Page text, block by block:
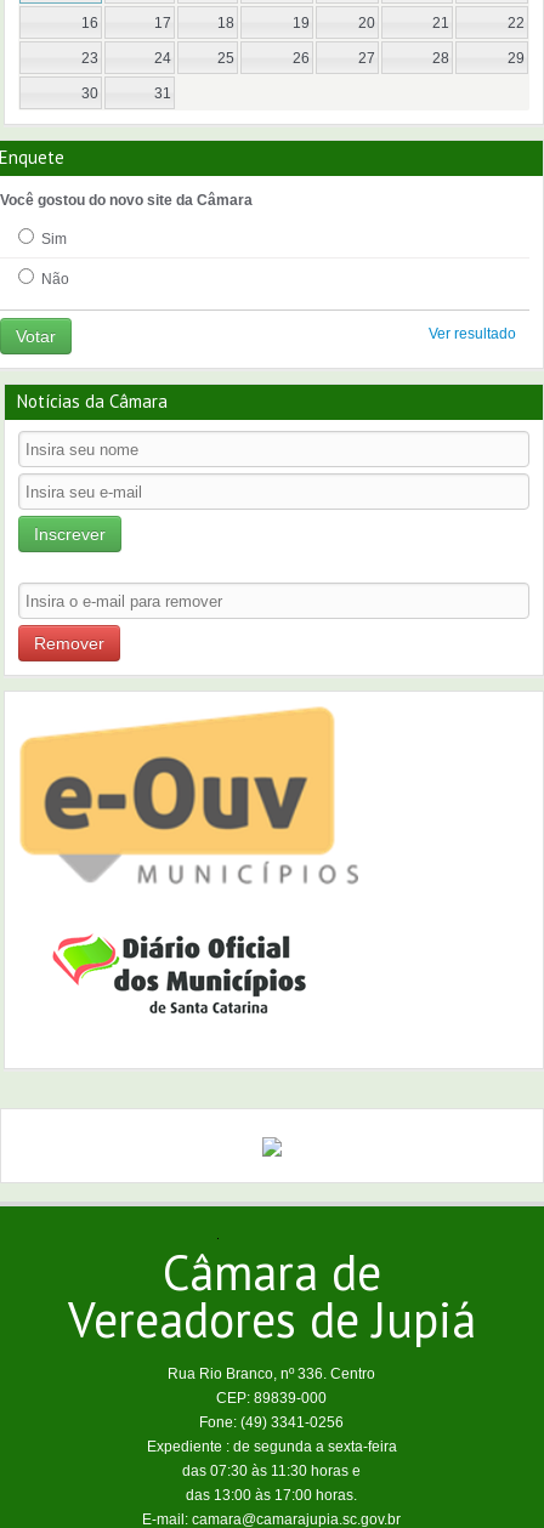
16 17 18 19 20 21 22
23 24 25 26 27 28 29
30 31
Enquete
Você gostou do novo site da Câmara
Sim
Não
Votar Ver resultado
Notícias da Câmara
Inscrever
Remover
Câmara de
Vereadores de Jupiá
Rua Rio Branco, nº 336. Centro
CEP: 89839-000
Fone: (49) 3341-0256
Expediente : de segunda a sexta-feira
das 07:30 às 11:30 horas e
das 13:00 às 17:00 horas.
E-mail: camara@camarajupia.sc.gov.br